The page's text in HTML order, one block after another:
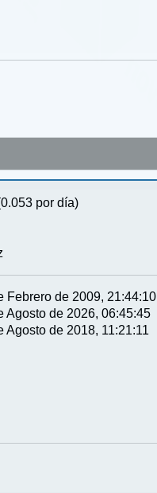
por día)
Febrero de 2009, 21:44:10
Agosto de 2026, 06:45:45
Agosto de 2018, 11:21:11